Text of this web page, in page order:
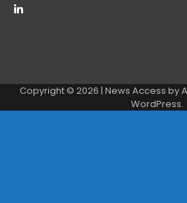
Copyright © 2026 | News Access by
WordPress.